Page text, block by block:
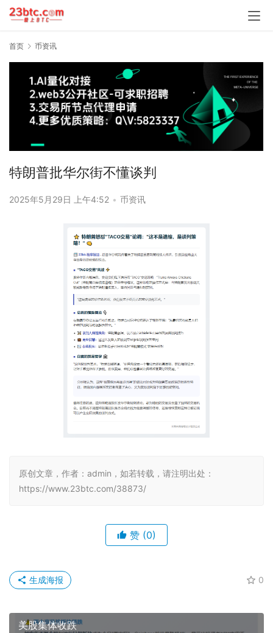
首页 币资讯
特朗普批华尔街不懂谈判
2025年5月29日 上午4:52 • 币资讯
原创文章，作者：admin，如若转载，请注明出处：
https://www.23btc.com/38873/
赞 (0)
0
生成海报
美股集体收跌